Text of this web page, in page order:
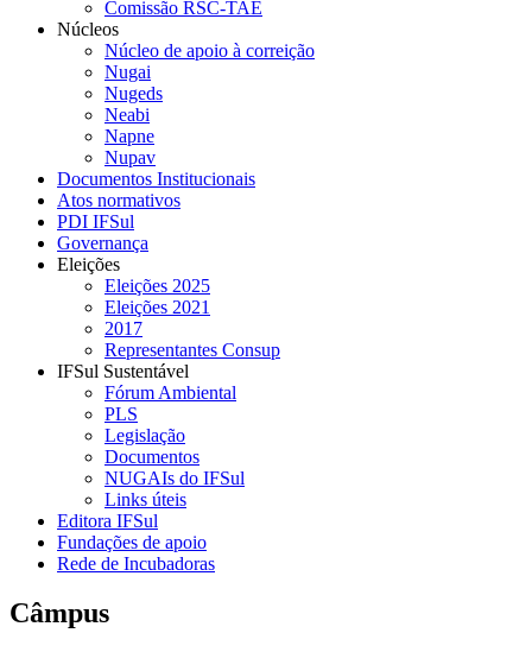
Comissão RSC-TAE
Núcleos
Núcleo de apoio à correição
Nugai
Nugeds
Neabi
Napne
Nupav
Documentos Institucionais
Atos normativos
PDI IFSul
Governança
Eleições
Eleições 2025
Eleições 2021
2017
Representantes Consup
IFSul Sustentável
Fórum Ambiental
PLS
Legislação
Documentos
NUGAIs do IFSul
Links úteis
Editora IFSul
Fundações de apoio
Rede de Incubadoras
Câmpus